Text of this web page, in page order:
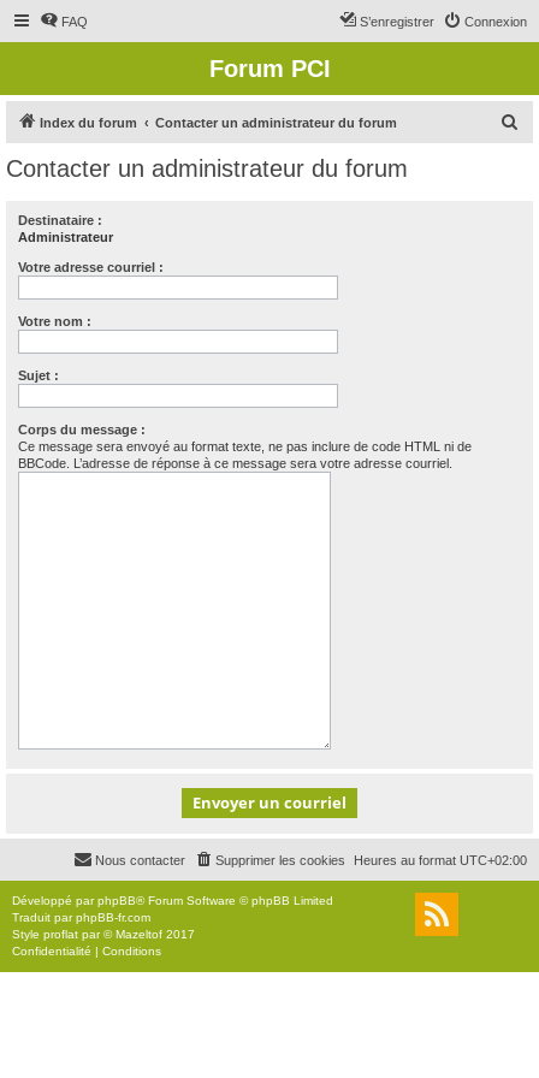
FAQ Connexion
S’enregistrer
Forum PCI
Index du forum Contacter un administrateur du forum
Contacter un administrateur du forum
Destinataire :
Administrateur
Votre adresse courriel :
Votre nom :
Sujet :
Corps du message :
Ce message sera envoyé au format texte, ne pas inclure de code HTML ni de
BBCode. L’adresse de réponse à ce message sera votre adresse courriel.
Heures au format UTC+02:00
Supprimer les cookies
Nous contacter
Développé parphpBB® Forum Software © phpBB Limited
Traduit parphpBB-fr.com
Style proflat par ©Mazeltof 2017
Confidentialité | Conditions